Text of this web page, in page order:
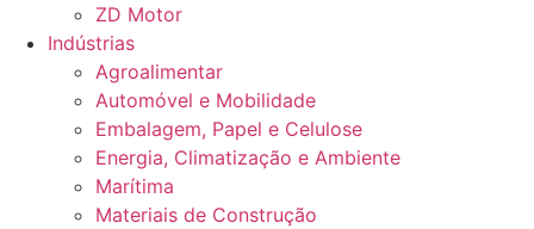
ZD Motor
Indústrias
Agroalimentar
Automóvel e Mobilidade
Embalagem, Papel e Celulose
Energia, Climatização e Ambiente
Marítima
Materiais de Construção